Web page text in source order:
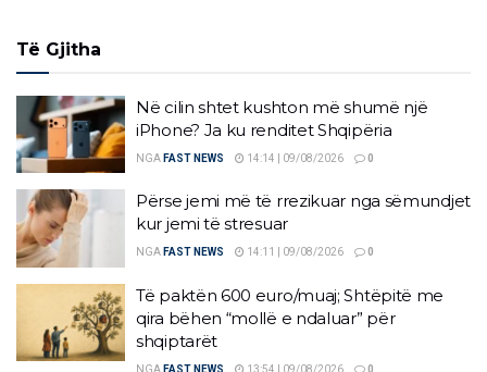
Të Gjitha
Në cilin shtet kushton më shumë një
iPhone? Ja ku renditet Shqipëria
NGA FAST NEWS 14:14 | 09/08/2026 0
Përse jemi më të rrezikuar nga sëmundjet
kur jemi të stresuar
NGA FAST NEWS 14:11 | 09/08/2026 0
Të paktën 600 euro/muaj; Shtëpitë me
qira bëhen “mollë e ndaluar” për
shqiptarët
NGA FAST NEWS 13:54 | 09/08/2026 0